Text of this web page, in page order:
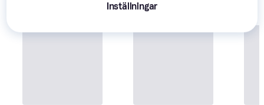
Inställningar